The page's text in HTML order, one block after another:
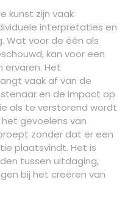
kunst zijn vaak
interpretaties en
Wat voor de één als
kan voor een
ervaren. Het
vaak af van de
en de impact op
als te verstorend wordt
gevoelens van
zonder dat er een
plaatsvindt. Het is
tussen uitdaging,
bij het creëren van